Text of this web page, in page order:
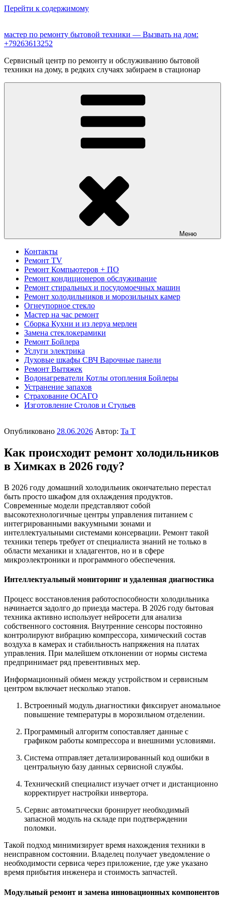
Перейти к содержимому
мастер по ремонту бытовой техники — Вызвать на дом:
+79263613252
Сервисный центр по ремонту и обслуживанию бытовой
техники на дому, в редких случаях забираем в стационар
Меню
Контакты
Ремонт TV
Ремонт Компьютеров + ПО
Ремонт кондиционеров обслуживание
Ремонт стиральных и посудомоечных машин
Ремонт холодильников и морозильных камер
Огнеупорное стекло
Мастер на час ремонт
Сборка Кухни и из леруа мерлен
Замена стеклокерамики
Ремонт Бойлера
Услуги электрика
Духовые шкафы СВЧ Варочные панели
Ремонт Вытяжек
Водонагреватели Котлы отопления Бойлеры
Устранение запахов
Страхование ОСАГО
Изготовление Столов и Стульев
Опубликовано 28.06.2026 Автор: Ta T
Как происходит ремонт холодильников
в Химках в 2026 году?
В 2026 году домашний холодильник окончательно перестал
быть просто шкафом для охлаждения продуктов.
Современные модели представляют собой
высокотехнологичные центры управления питанием с
интегрированными вакуумными зонами и
интеллектуальными системами консервации. Ремонт такой
техники теперь требует от специалиста знаний не только в
области механики и хладагентов, но и в сфере
микроэлектроники и программного обеспечения.
Интеллектуальный мониторинг и удаленная диагностика
Процесс восстановления работоспособности холодильника
начинается задолго до приезда мастера. В 2026 году бытовая
техника активно использует нейросети для анализа
собственного состояния. Внутренние сенсоры постоянно
контролируют вибрацию компрессора, химический состав
воздуха в камерах и стабильность напряжения на платах
управления. При малейшем отклонении от нормы система
предпринимает ряд превентивных мер.
Информационный обмен между устройством и сервисным
центром включает несколько этапов.
Встроенный модуль диагностики фиксирует аномальное
повышение температуры в морозильном отделении.
Программный алгоритм сопоставляет данные с
графиком работы компрессора и внешними условиями.
Система отправляет детализированный код ошибки в
центральную базу данных сервисной службы.
Технический специалист изучает отчет и дистанционно
корректирует настройки инвертора.
Сервис автоматически бронирует необходимый
запасной модуль на складе при подтверждении
поломки.
Такой подход минимизирует время нахождения техники в
неисправном состоянии. Владелец получает уведомление о
необходимости сервиса через приложение, где уже указано
время прибытия инженера и стоимость запчастей.
Модульный ремонт и замена инновационных компонентов